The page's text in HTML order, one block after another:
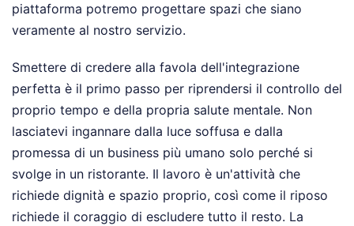
piattaforma potremo progettare spazi che siano
veramente al nostro servizio.
Smettere di credere alla favola dell'integrazione
perfetta è il primo passo per riprendersi il controllo del
proprio tempo e della propria salute mentale. Non
lasciatevi ingannare dalla luce soffusa e dalla
promessa di un business più umano solo perché si
svolge in un ristorante. Il lavoro è un'attività che
richiede dignità e spazio proprio, così come il riposo
richiede il coraggio di escludere tutto il resto. La